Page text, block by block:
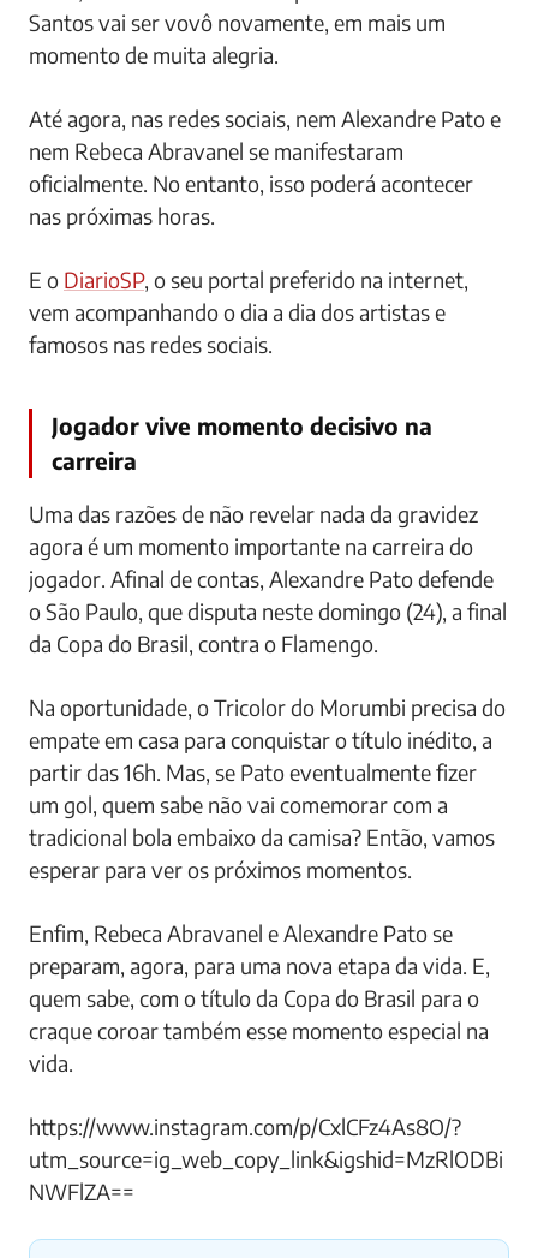
Santos vai ser vovô novamente, em mais um
momento de muita alegria.
Até agora, nas redes sociais, nem Alexandre Pato e
nem Rebeca Abravanel se manifestaram
oficialmente. No entanto, isso poderá acontecer
nas próximas horas.
E o DiarioSP, o seu portal preferido na internet,
vem acompanhando o dia a dia dos artistas e
famosos nas redes sociais.
Jogador vive momento decisivo na
carreira
Uma das razões de não revelar nada da gravidez
agora é um momento importante na carreira do
jogador. Afinal de contas, Alexandre Pato defende
o São Paulo, que disputa neste domingo (24), a final
da Copa do Brasil, contra o Flamengo.
Na oportunidade, o Tricolor do Morumbi precisa do
empate em casa para conquistar o título inédito, a
partir das 16h. Mas, se Pato eventualmente fizer
um gol, quem sabe não vai comemorar com a
tradicional bola embaixo da camisa? Então, vamos
esperar para ver os próximos momentos.
Enfim, Rebeca Abravanel e Alexandre Pato se
preparam, agora, para uma nova etapa da vida. E,
quem sabe, com o título da Copa do Brasil para o
craque coroar também esse momento especial na
vida.
https://www.instagram.com/p/CxlCFz4As8O/?
utm_source=ig_web_copy_link&igshid=MzRlODBi
NWFlZA==